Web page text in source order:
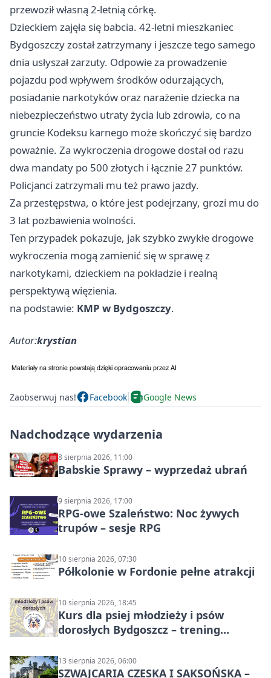
przewoził własną 2-letnią córkę.
Dzieckiem zajęła się babcia. 42-letni mieszkaniec
Bydgoszczy został zatrzymany i jeszcze tego samego
dnia usłyszał zarzuty. Odpowie za prowadzenie
pojazdu pod wpływem środków odurzających,
posiadanie narkotyków oraz narażenie dziecka na
niebezpieczeństwo utraty życia lub zdrowia, co na
gruncie Kodeksu karnego może skończyć się bardzo
poważnie. Za wykroczenia drogowe dostał od razu
dwa mandaty po 500 złotych i łącznie 27 punktów.
Policjanci zatrzymali mu też prawo jazdy.
Za przestępstwa, o które jest podejrzany, grozi mu do
3 lat pozbawienia wolności.
Ten przypadek pokazuje, jak szybko zwykłe drogowe
wykroczenia mogą zamienić się w sprawę z
narkotykami, dzieckiem na pokładzie i realną
perspektywą więzienia.
na podstawie: KMP w Bydgoszczy.
Autor:krystian
Zaobserwuj nas! Facebook Google News
Nadchodzące wydarzenia
8 sierpnia 2026, 11:00
Babskie Sprawy – wyprzedaż ubrań
9 sierpnia 2026, 17:00
RPG-owe Szaleństwo: Noc żywych
trupów – sesje RPG
10 sierpnia 2026, 07:30
Półkolonie w Fordonie pełne atrakcji
10 sierpnia 2026, 18:45
Kurs dla psiej młodzieży i psów
dorosłych Bydgoszcz – trening
13 sierpnia 2026, 06:00
SZWAJCARIA CZESKA I SAKSOŃSKA –